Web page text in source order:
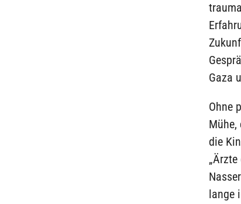
Gaza
Ohne
die
lange